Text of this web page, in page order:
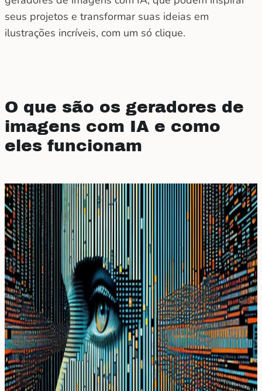
seus projetos e transformar suas ideias em
ilustrações incríveis, com um só clique.
O que são os geradores de
imagens com IA e como
eles funcionam